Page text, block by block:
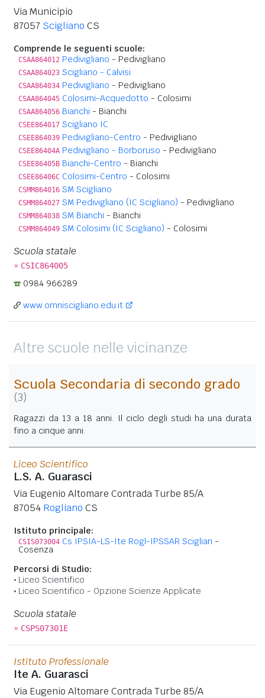
Via Municipio
87057 Scigliano CS
Comprende le seguenti scuole:
CSAA864012 Pedivigliano - Pedivigliano
CSAA864023 Scigliano - Calvisi
CSAA864034 Pedivigliano - Pedivigliano
CSAA864045 Colosimi-Acquedotto - Colosimi
CSAA864056 Bianchi - Bianchi
CSEE864017 Scigliano IC
CSEE864039 Pedivigliano-Centro - Pedivigliano
CSEE86404A Pedivigliano - Borboruso - Pedivigliano
CSEE86405B Bianchi-Centro - Bianchi
CSEE86406C Colosimi-Centro - Colosimi
CSMM864016 SM Scigliano
CSMM864027 SM Pedivigliano (IC Scigliano) - Pedivigliano
CSMM864038 SM Bianchi - Bianchi
CSMM864049 SM Colosimi (IC Scigliano) - Colosimi
Scuola statale
» CSIC864005
0984 966289
www.omniscigliano.edu.it
Altre scuole nelle vicinanze
Scuola Secondaria di secondo grado
(3)
Ragazzi da 13 a 18 anni. Il ciclo degli studi ha una durata
fino a cinque anni.
Liceo Scientifico
L.S. A. Guarasci
Via Eugenio Altomare Contrada Turbe 85/A
87054 Rogliano CS
Istituto principale:
CSIS073004 Cs IPSIA-LS-Ite Rogl-IPSSAR Sciglian -
Cosenza
Percorsi di Studio:
Liceo Scientifico
Liceo Scientifico - Opzione Scienze Applicate
Scuola statale
» CSPS07301E
Istituto Professionale
Ite A. Guarasci
Via Eugenio Altomare Contrada Turbe 85/A